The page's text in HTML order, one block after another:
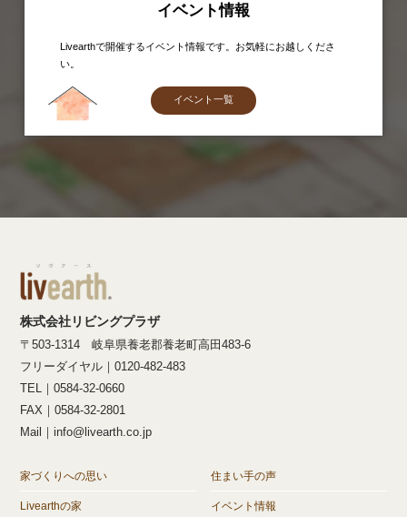
イベント情報
Livearthで開催するイベント情報です。お気軽にお越しくださ
い。
イベント一覧
株式会社リビングプラザ
〒503-1314 岐阜県養老郡養老町高田483-6
フリーダイヤル｜0120-482-483
TEL｜0584-32-0660
FAX｜0584-32-2801
Mail｜info@livearth.co.jp
家づくりへの思い
Livearthの家
住まい手の声
イベント情報